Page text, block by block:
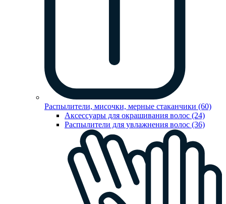
Распылители, мисочки, мерные стаканчики (60)
Аксессуары для окрашивания волос (24)
Распылители для увлажнения волос (36)